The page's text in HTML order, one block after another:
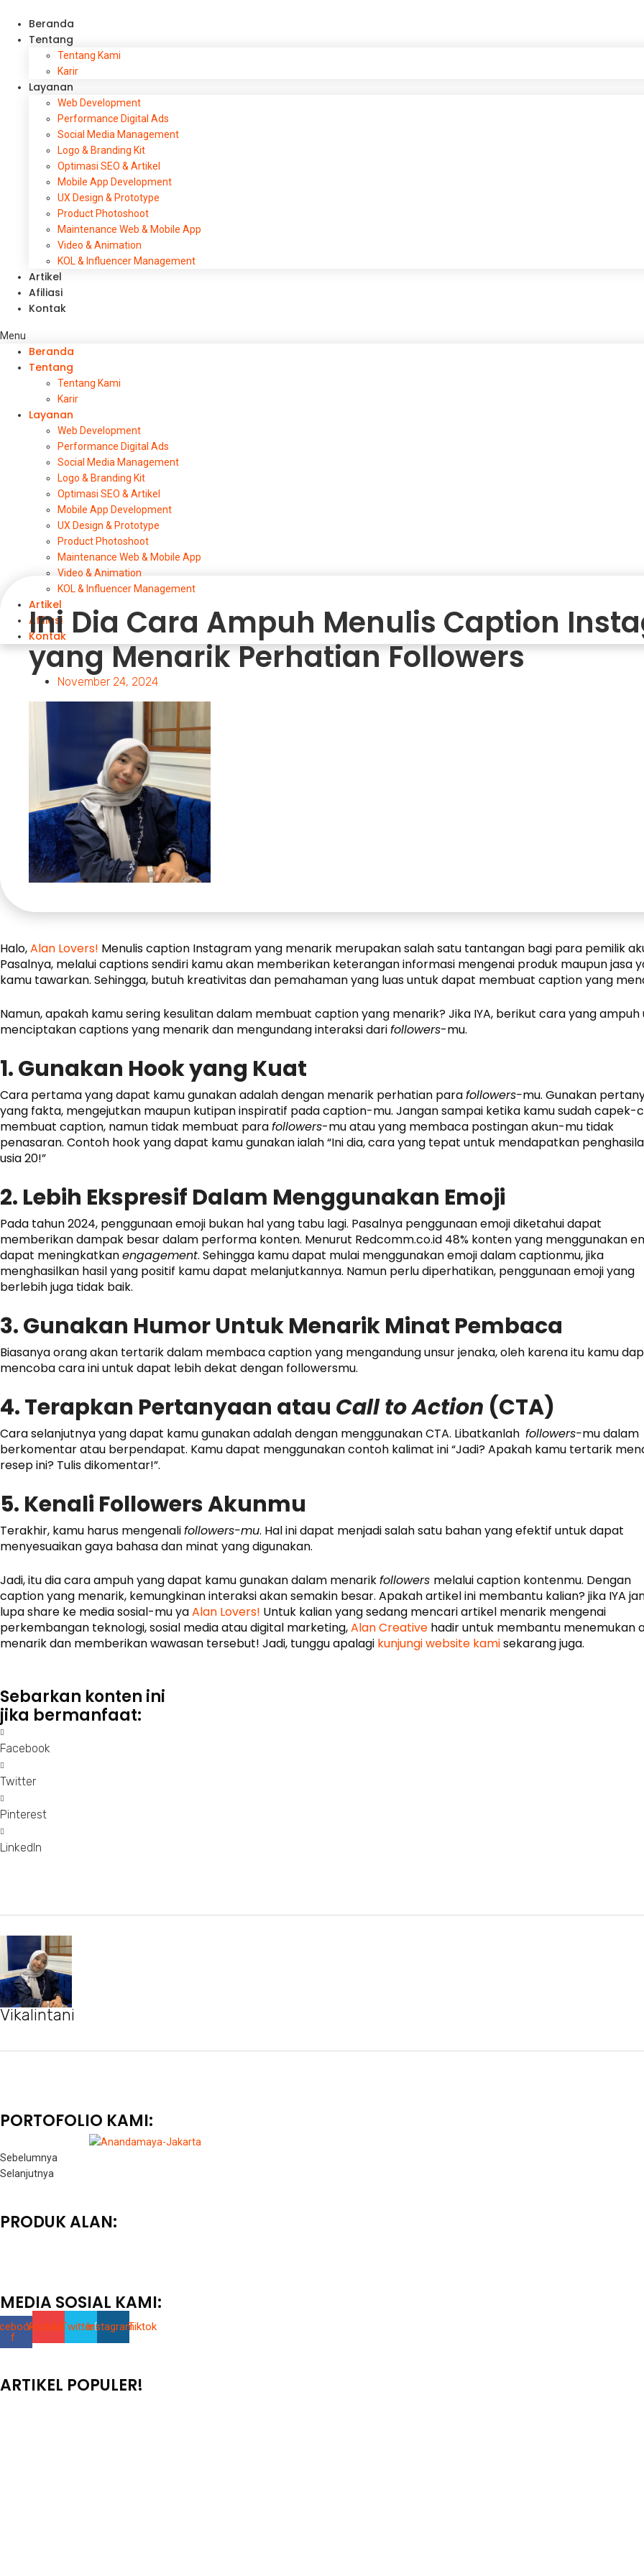
Beranda
Tentang
Tentang Kami
Karir
Layanan
Web Development
Performance Digital Ads
Social Media Management
Logo & Branding Kit
Optimasi SEO & Artikel
Mobile App Development
UX Design & Prototype
Product Photoshoot
Maintenance Web & Mobile App
Video & Animation
KOL & Influencer Management
Artikel
Afiliasi
Kontak
Menu
Beranda
Tentang
Tentang Kami
Karir
Layanan
Web Development
Performance Digital Ads
Social Media Management
Logo & Branding Kit
Optimasi SEO & Artikel
Mobile App Development
UX Design & Prototype
Product Photoshoot
Maintenance Web & Mobile App
Video & Animation
KOL & Influencer Management
Artikel
Afiliasi
Kontak
⁠Ini Dia Cara Ampuh Menulis Caption
yang Menarik Perhatian Followers
November 24, 2024
Halo,Alan Lovers! Menulis caption Instagram yang menarik merupakan salah satu tantangan bagi para pemilik
Pasalnya, melalui captions sendiri kamu akan memberikan keterangan informasi mengenai produk maupun jasa
kamu tawarkan. Sehingga, butuh kreativitas dan pemahaman yang luas untuk dapat membuat caption yang
Namun, apakah kamu sering kesulitan dalam membuat caption yang menarik? Jika IYA, berikut cara yang ampuh
menciptakan captions yang menarik dan mengundang interaksi darifollowers-mu.
1. Gunakan Hook yang Kuat
Cara pertama yang dapat kamu gunakan adalah dengan menarik perhatian parafollowers-mu. Gunakan
yang fakta, mengejutkan maupun kutipan inspiratif pada caption-mu. Jangan sampai ketika kamu sudah capek-
membuat caption, namun tidak membuat parafollowers-mu atau yang membaca postingan akun-mu tidak
penasaran. Contoh hook yang dapat kamu gunakan ialah “Ini dia, cara yang tepat untuk mendapatkan
usia 20!”
2. Lebih Ekspresif Dalam Menggunakan Emoji
Pada tahun 2024, penggunaan emoji bukan hal yang tabu lagi. Pasalnya penggunaan emoji diketahui dapat
memberikan dampak besar dalam performa konten. Menurut Redcomm.co.id 48% konten yang menggunakan
dapat meningkatkanengagement. Sehingga kamu dapat mulai menggunakan emoji dalam captionmu, jika
menghasilkan hasil yang positif kamu dapat melanjutkannya. Namun perlu diperhatikan, penggunaan emoji yang
berlebih juga tidak baik.
3. Gunakan Humor Untuk Menarik Minat Pembaca
Biasanya orang akan tertarik dalam membaca caption yang mengandung unsur jenaka, oleh karena itu kamu
mencoba cara ini untuk dapat lebih dekat dengan followersmu.
4. Terapkan Pertanyaan atau Call to Action (CTA)
Cara selanjutnya yang dapat kamu gunakan adalah dengan menggunakan CTA. Libatkanlah followers-mu dalam
berkomentar atau berpendapat. Kamu dapat menggunakan contoh kalimat ini “Jadi? Apakah kamu tertarik
resep ini? Tulis dikomentar!”.
5. Kenali Followers Akunmu
Terakhir, kamu harus mengenalifollowers-mu. Hal ini dapat menjadi salah satu bahan yang efektif untuk dapat
menyesuaikan gaya bahasa dan minat yang digunakan.
Jadi, itu dia cara ampuh yang dapat kamu gunakan dalam menarikfollowers melalui caption kontenmu. Dengan
caption yang menarik, kemungkinan interaksi akan semakin besar. Apakah artikel ini membantu kalian? jika IYA
lupa share ke media sosial-mu yaAlan Lovers! Untuk kalian yang sedang mencari artikel menarik mengenai
perkembangan teknologi, sosial media atau digital marketing,Alan Creative hadir untuk membantu menemukan
menarik dan memberikan wawasan tersebut! Jadi, tunggu apalagi kunjungi website kamisekarang juga.
Sebarkan konten ini
jika bermanfaat:
Facebook
Twitter
Pinterest
LinkedIn
Vikalintani
PORTOFOLIO KAMI:
Sebelumnya
Selanjutnya
PRODUK ALAN:
MEDIA SOSIAL KAMI:
f
YoutubeTwitterInstagramTiktok
ARTIKEL POPULER!